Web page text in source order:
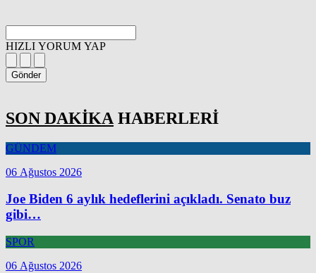
HIZLI YORUM YAP
Gönder
SON DAKİKA HABERLERİ
GÜNDEM
06 Ağustos 2026
Joe Biden 6 aylık hedeflerini açıkladı. Senato buz
gibi…
SPOR
06 Ağustos 2026